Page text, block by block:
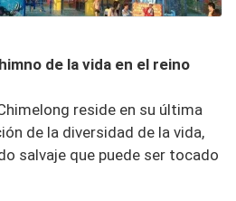
de la vida en el reino
reside en su última
de la diversidad de la vida,
salvaje que puede ser tocado